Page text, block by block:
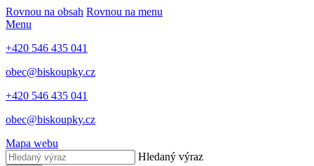
Rovnou na obsah Rovnou na menu
Menu
+420 546 435 041
obec@biskoupky.cz
+420 546 435 041
obec@biskoupky.cz
Mapa webu
Hledaný výraz